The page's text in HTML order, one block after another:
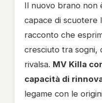
Il nuovo brano non
capace di scuotere
racconto che
cresciuto tra sogni,
rivalsa. MV Killa
capacità di
legame con le